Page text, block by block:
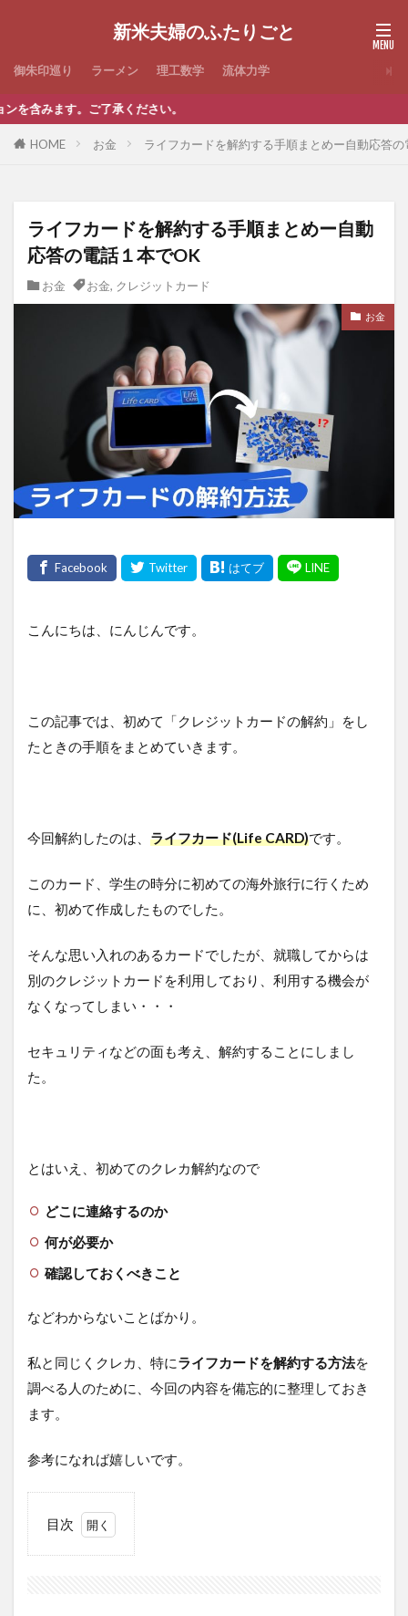
新米夫婦のふたりごと
御朱印巡り ラーメン 理工数学 流体力学
ご了承ください。
HOME お金 ライフカードを解約する手順まとめー自動応答
ライフカードを解約する手順まとめー自動
応答の電話１本でOK
お金 お金, クレジットカード
お金
こんにちは、にんじんです。
この記事では、初めて「クレジットカードの解約」をし
たときの手順をまとめていきます。
今回解約したのは、 ライフカード(Life CARD)です。
このカード、学生の時分に初めての海外旅行に行くため
に、初めて作成したものでした。
そんな思い入れのあるカードでしたが、就職してからは
別のクレジットカードを利用しており、利用する機会が
なくなってしまい・・・
セキュリティなどの面も考え、解約することにしまし
た。
とはいえ、初めてのクレカ解約なので
どこに連絡するのか
何が必要か
確認しておくべきこと
などわからないことばかり。
私と同じくクレカ、特にライフカードを解約する方法を
調べる人のために、今回の内容を備忘的に整理しておき
ます。
参考になれば嬉しいです。
目次